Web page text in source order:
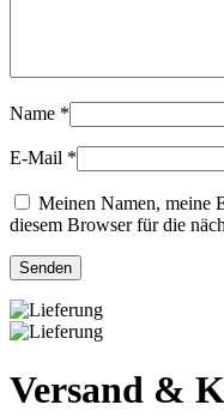
Name *
E-Mail *
Meinen Namen, meine
diesem Browser für die
Versand &